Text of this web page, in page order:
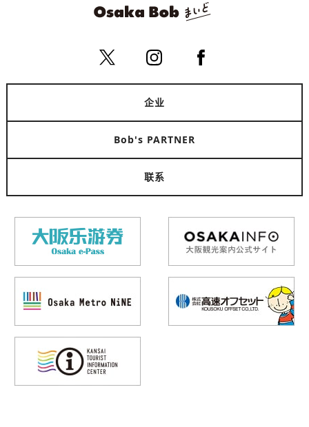
企业
Bob's PARTNER
联系